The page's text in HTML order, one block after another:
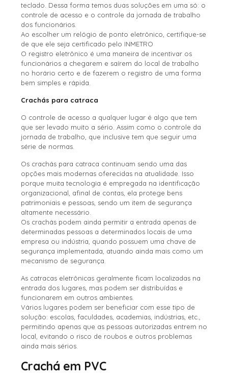
teclado. Dessa forma temos duas soluções em uma só: o
controle de acesso e o controle da jornada de trabalho
dos funcionários.
Ao escolher um relógio de ponto eletrônico, certifique-se
de que ele seja certificado pelo INMETRO
O registro eletrônico é uma maneira de incentivar os
funcionários a chegarem e saírem do local de trabalho
no horário certo e de fazerem o registro de uma forma
bem simples e rápida.
Crachás para catraca
O controle de acesso a qualquer lugar é algo que tem
que ser levado muito a sério. Assim como o controle da
jornada de trabalho, que inclusive tem que seguir uma
série de normas.
Os crachás para catraca continuam sendo uma das
opções mais modernas oferecidas na atualidade. Isso
porque muita tecnologia é empregada na identificação
organizacional, afinal de contas, ela protege bens
patrimoniais e pessoas, sendo um item de segurança
altamente necessário.
Os crachás podem ainda permitir a entrada apenas de
determinadas pessoas a determinados locais de uma
empresa ou indústria, quando possuem uma chave de
segurança implementada, atuando ainda mais como um
mecanismo de segurança.
As catracas eletrônicas geralmente ficam localizadas na
entrada dos lugares, mas podem ser distribuídas e
funcionarem em outros ambientes.
Vários lugares podem ser beneficiar com esse tipo de
solução: escolas, faculdades, academias, indústrias, etc.,
permitindo apenas que as pessoas autorizadas entrem no
local, evitando o risco de roubos e outros problemas
ainda mais sérios.
Crachá em PVC